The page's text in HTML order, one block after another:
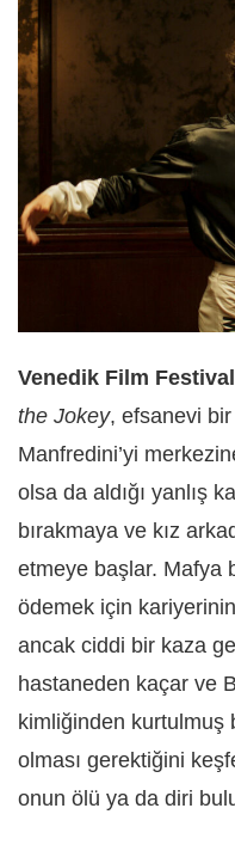
Venedik Film
the Jokey, efsanevi
Manfredini’yi
olsa da aldığı yanlış
bırakmaya ve kız
etmeye başlar. Mafya
ödemek için
ancak ciddi bir kaza
hastaneden kaçar ve
kimliğinden kurtulmuş
olması gerektiğini
onun ölü ya da diri